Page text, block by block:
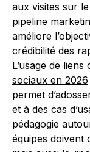
aux visites sur
pipeline
améliore
crédibilité des
L’usage de liens
sociaux en 2026
permet
et à des cas
pédagogie
équipes doivent